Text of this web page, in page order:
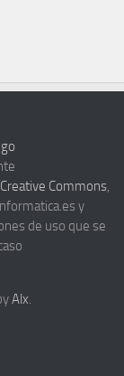
Commons,
y
de uso que se
Alx.